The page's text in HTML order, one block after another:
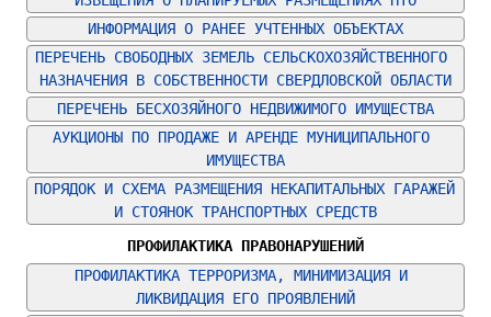
ИНФОРМАЦИЯ О РАНЕЕ УЧТЕННЫХ ОБЪЕКТАХ
ПЕРЕЧЕНЬ СВОБОДНЫХ ЗЕМЕЛЬ СЕЛЬСКОХОЗЯЙСТВЕННОГО
НАЗНАЧЕНИЯ В СОБСТВЕННОСТИ СВЕРДЛОВСКОЙ ОБЛАСТИ
ПЕРЕЧЕНЬ БЕСХОЗЯЙНОГО НЕДВИЖИМОГО ИМУЩЕСТВА
АУКЦИОНЫ ПО ПРОДАЖЕ И АРЕНДЕ МУНИЦИПАЛЬНОГО
ИМУЩЕСТВА
ПОРЯДОК И СХЕМА РАЗМЕЩЕНИЯ НЕКАПИТАЛЬНЫХ ГАРАЖЕЙ
И СТОЯНОК ТРАНСПОРТНЫХ СРЕДСТВ
ПРОФИЛАКТИКА ПРАВОНАРУШЕНИЙ
ПРОФИЛАКТИКА ТЕРРОРИЗМА, МИНИМИЗАЦИЯ И
ЛИКВИДАЦИЯ ЕГО ПРОЯВЛЕНИЙ